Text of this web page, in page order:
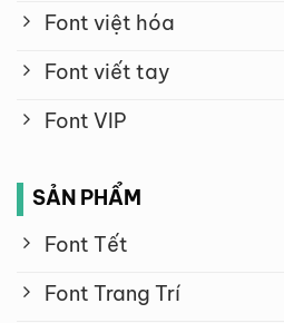
Font việt hóa
Font viết tay
Font VIP
SẢN PHẨM
Font Tết
Font Trang Trí